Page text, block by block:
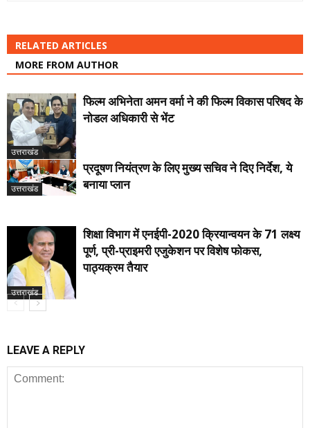
RELATED ARTICLES
MORE FROM AUTHOR
उत्तराखंड
फिल्म अभिनेता अमन वर्मा ने की फिल्म विकास परिषद के
नोडल अधिकारी से भेंट
उत्तराखंड
प्रदूषण नियंत्रण के लिए मुख्य सचिव ने दिए निर्देश, ये
बनाया प्लान
उत्तराखंड
शिक्षा विभाग में एनईपी-2020 क्रियान्वयन के 71 लक्ष्य
पूर्ण, प्री-प्राइमरी एजुकेशन पर विशेष फोकस,
पाठ्यक्रम तैयार
LEAVE A REPLY